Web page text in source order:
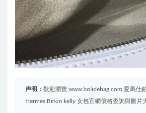
声明： 歡迎瀏覽 www.bolidebag.com 愛馬仕
Hermes Birkin kelly 女包官網價格查詢與圖片